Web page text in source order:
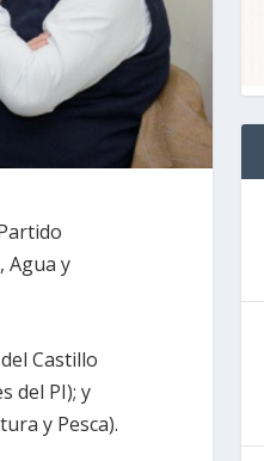
Agua y
Castillo
del PI); y
y Pesca).